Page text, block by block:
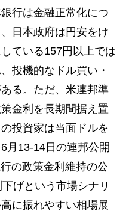
行は金融正常化につ
日本政府は円安をけ
ている157円以上では
投機的なドル買い・
る。ただ、米連邦準
金利を長期間据え置
投資家は当面ドルを
月13-14日の連邦公開
の政策金利維持の公
げという市場シナリ
に振れやすい相場展